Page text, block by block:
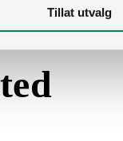
Tillat utvalg